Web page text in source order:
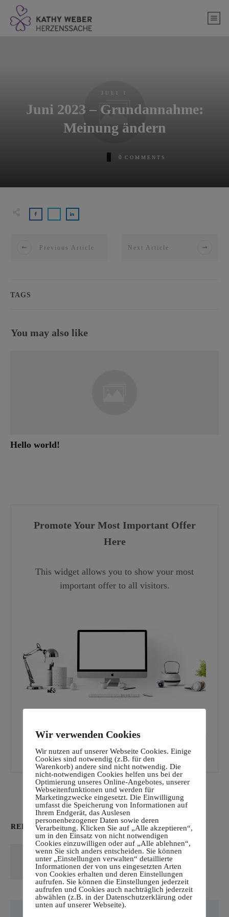
springen
JULI 1
Juni 2023 – Grundannahme:
Meinung ändern
0 COMMENTS
Previous Article Next Article
TAGS
You may also like
Hello world!
Promote Your Most Important Offer
Here
This widget allows you to show your most
important offer to all visitors.
CALL TO ACTION
RELATED POSTS
Hello world!
Read More
Wir verwenden Cookies
Wir nutzen auf unserer Webseite Cookies. Einige
Cookies sind notwendig (z.B. für den
Warenkorb) andere sind nicht notwendig. Die
nicht-notwendigen Cookies helfen uns bei der
Optimierung unseres Online-Angebotes, unserer
Webseitenfunktionen und werden für
Marketingzwecke eingesetzt. Die Einwilligung
umfasst die Speicherung von Informationen auf
Ihrem Endgerät, das Auslesen
personenbezogener Daten sowie deren
Verarbeitung. Klicken Sie auf „Alle akzeptieren“,
um in den Einsatz von nicht notwendigen
Cookies einzuwilligen oder auf „Alle ablehnen“,
wenn Sie sich anders entscheiden. Sie können
unter „Einstellungen verwalten“ detaillierte
Informationen der von uns eingesetzten Arten
von Cookies erhalten und deren Einstellungen
aufrufen. Sie können die Einstellungen jederzeit
aufrufen und Cookies auch nachträglich jederzeit
abwählen (z.B. in der Datenschutzerklärung oder
unten auf unserer Webseite).